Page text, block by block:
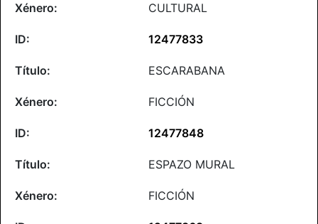
CULTURAL
12477833
ESCARABANA
FICCIÓN
12477848
ESPAZO MURAL
FICCIÓN